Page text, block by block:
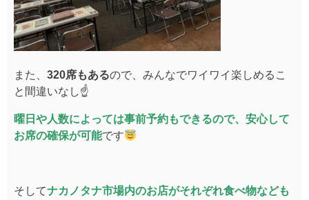
また、 320席もあるので、みんなでワイワイ楽しめるこ
と間違いなし☝️
曜日や人数によっては事前予約もできるので、安心して
お席の確保が可能です
そしてナカノタナ市場内のお店がそれぞれ食べ物なども